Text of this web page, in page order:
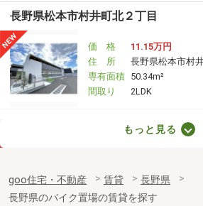
長野県松本市村井町北２丁目
価 格
11.15万円
住 所
長野県松本市村
専有面積 50.34m²
間取り
2LDK
長野県長野市三輪５丁目
専有面積
26.71m²
間取り
1K
もっと見る
goo住宅・不動産 賃貸
長野県
長野県のバイク置場の賃貸を探す